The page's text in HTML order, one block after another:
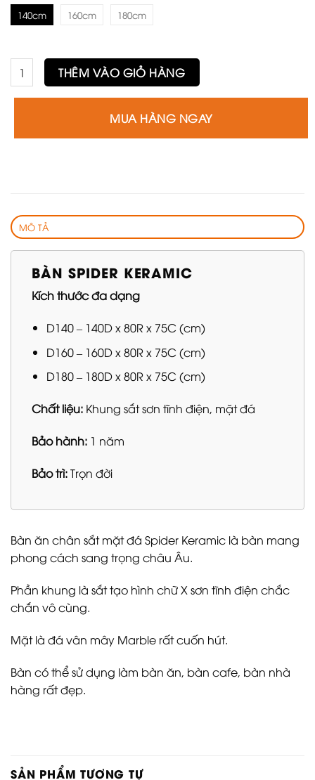
140cm
160cm 180cm
Bàn Spider Keramic số lượng
THÊM VÀO GIỎ HÀNG
MUA HÀNG NGAY
MÔ TẢ
BÀN SPIDER KERAMIC
Kích thước đa dạng
D140 – 140D x 80R x 75C (cm)
D160 – 160D x 80R x 75C (cm)
D180 – 180D x 80R x 75C (cm)
Chất liệu: Khung sắt sơn tĩnh điện, mặt đá
Bảo hành: 1 năm
Bảo trì:Trọn đời
Bàn ăn chân sắt mặt đá Spider Keramic là bàn mang
phong cách sang trọng châu Âu.
Phần khung là sắt tạo hình chữ X sơn tĩnh điện chắc
chắn vô cùng.
Mặt là đá vân mây Marble rất cuốn hút.
Bàn có thể sử dụng làm bàn ăn, bàn cafe, bàn nhà
hàng rất đẹp.
SẢN PHẨM TƯƠNG TỰ